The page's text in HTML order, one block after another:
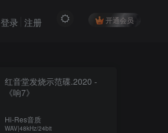
开通会员
登录 注册
红音堂发烧示范碟.2020 -
《响7》
Hi-Res音质
WAV|48kHz/24bit